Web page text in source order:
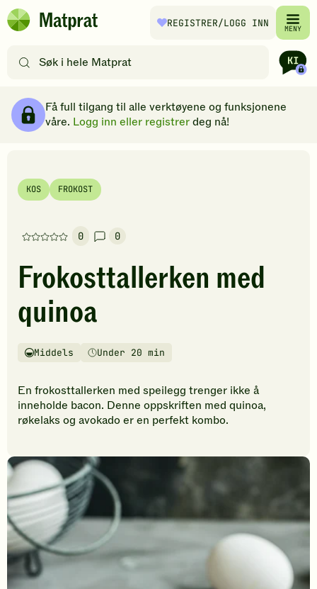
Hopp til hovedinnhold
Matprat
REGISTRER/LOGG INN MENY
etter
filtre
Få full tilgang til alle verktøyene og funksjonene
våre. Logg inn eller registrerdeg nå!
KOS FROKOST
0
Denne
har
foreløpig
ingen
vurderinger.
den
til
å
vurdere
denne
0
Frokosttallerken med
quinoa
Vanskelighetsgrad
Middels
TilberedningstidUnder 20 min
En frokosttallerken med speilegg trenger ikke å
inneholde bacon. Denne oppskriften med quinoa,
røkelaks og avokado er en perfekt kombo.